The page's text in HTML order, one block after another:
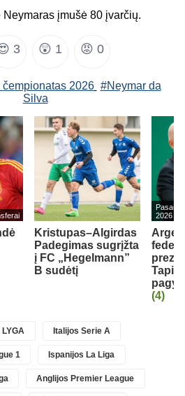
įmušė 80 įvarčių.
3 😲 1 😡 0
2026 #Neymar da
Silva
Kristupas–Algirdas
Padegimas sugrįžta
į FC „Hegelmann”
B sudėtį
2026
Tapia
(4)
Italijos Serie A
1 Ispanijos La Liga
Anglijos Premier League